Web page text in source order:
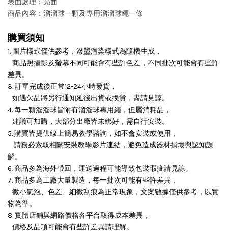
商品內容：溜溜球一顆及專用溜溜球繩一條
購買須知
1. 圖片樣式僅供參考，潑墨渲染樣式為隨機生成，
商品照攝影及螢幕不同可能會有些許色差，不同批次可能會有些許
差異。
3. 訂單完成後正常12-24小時發貨，
如遇欠品將另行通知延後出貨或換貨，盡請見諒。
4. 每一顆溜溜球皆附有溜溜球專用繩，但屬消耗品，
建議可加購，大部分出廠皆未綁好，需自行安裝。
5. 購買皆提供線上簡易教學諮詢，如不會安裝或使用，
請務必索取相關安裝教學影片連結，避免造成器材損壞與認知誤
解。
6. 商品多為海外帶回，運送過程可能導致包裝瑕疵請見諒。
7. 商品多為工廠大量製造，每一批次可能有些許差異，
微小氣泡、色差、細微刮痕為正常現象，文案數據僅供參考，以實
物為準。
8. 實體店鋪與網路價格各平台取得成本差異，
價格及品項可能會有些許差異請理解。